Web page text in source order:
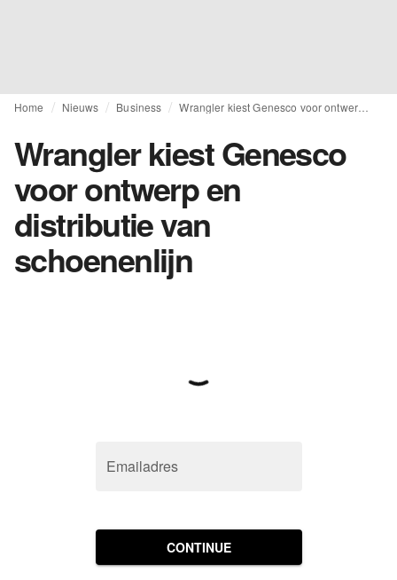
Home Nieuws Business Wrangler kiest Genesco voor ontwerp en distributie van schoenenlijn
Wrangler kiest Genesco
voor ontwerp en
distributie van
schoenenlijn
Emailadres
CONTINUE